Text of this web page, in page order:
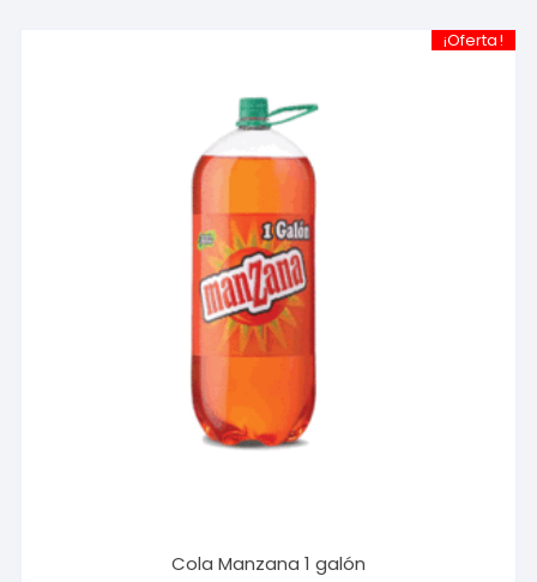
¡Oferta!
Cola Manzana 1 galón